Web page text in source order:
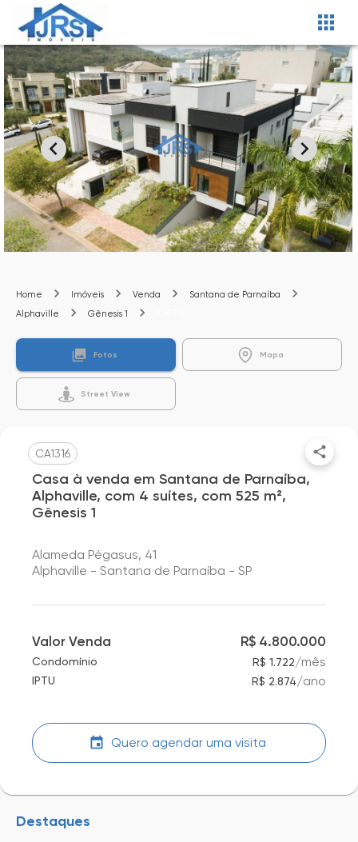
Home Imóveis Venda
Santana de Parnaíba
Alphaville
Gênesis 1
Fotos Mapa
Street View
CA1316
Casa à venda em Santana de Parnaíba,
Alphaville, com 4 suítes, com 525 m²,
Gênesis 1
Alameda Pégasus, 41
Alphaville - Santana de Parnaíba - SP
Valor Venda R$ 4.800.000
Condomínio R$ 1.722/mês
IPTU R$ 2.874/ano
Quero agendar uma visita
Destaques